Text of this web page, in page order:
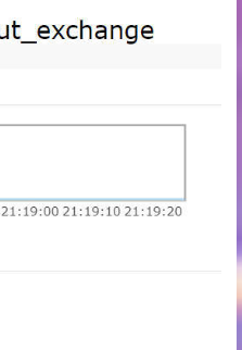
("email_queue"
机